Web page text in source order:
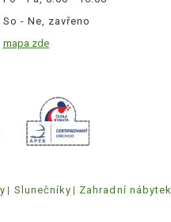
So - Ne, zavřeno
mapa zde
Slunečníky Zahradní nábytek